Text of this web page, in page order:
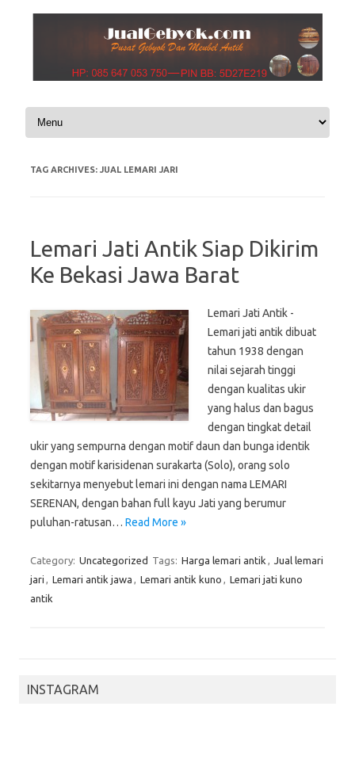
Skip to content
TAG ARCHIVES: JUAL LEMARI JARI
Lemari Jati Antik Siap Dikirim
Ke Bekasi Jawa Barat
Lemari Jati Antik -
Lemari jati antik dibuat
tahun 1938 dengan
nilai sejarah tinggi
dengan kualitas ukir
yang halus dan bagus
dengan tingkat detail
ukir yang sempurna dengan motif daun dan bunga identik
dengan motif karisidenan surakarta (Solo), orang solo
sekitarnya menyebut lemari ini dengan nama LEMARI
SERENAN, dengan bahan full kayu Jati yang berumur
puluhan-ratusan… Read More »
Category: Uncategorized Tags: Harga lemari antik , Jual lemari
jari , Lemari antik jawa , Lemari antik kuno , Lemari jati kuno
antik
INSTAGRAM